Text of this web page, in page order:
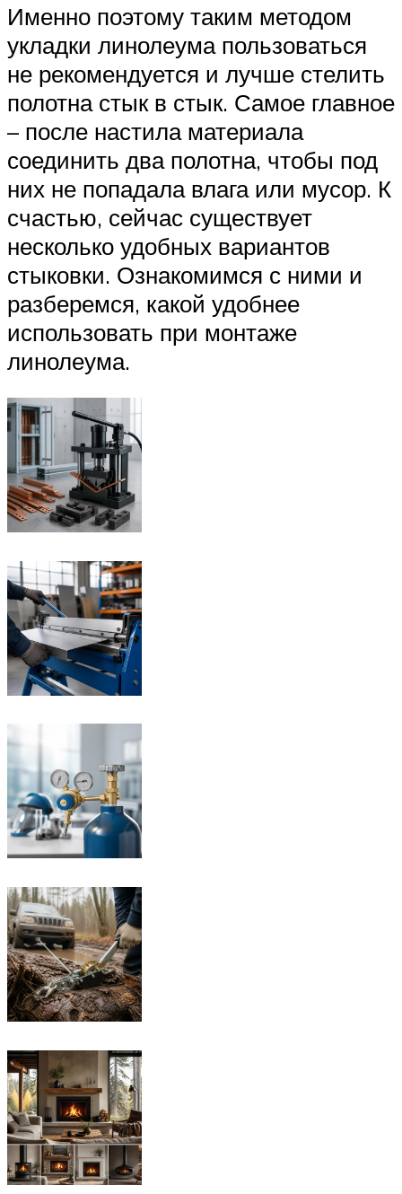
Именно поэтому таким методом
укладки линолеума пользоваться
не рекомендуется и лучше стелить
полотна стык в стык. Самое главное
– после настила материала
соединить два полотна, чтобы под
них не попадала влага или мусор. К
счастью, сейчас существует
несколько удобных вариантов
стыковки. Ознакомимся с ними и
разберемся, какой удобнее
использовать при монтаже
линолеума.